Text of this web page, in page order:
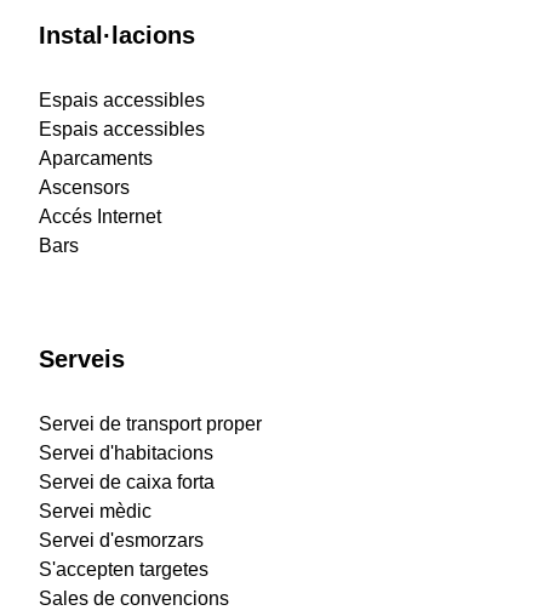
Instal·lacions
Espais accessibles
Espais accessibles
Aparcaments
Ascensors
Accés Internet
Bars
Serveis
Servei de transport proper
Servei d'habitacions
Servei de caixa forta
Servei mèdic
Servei d'esmorzars
S'accepten targetes
Sales de convencions